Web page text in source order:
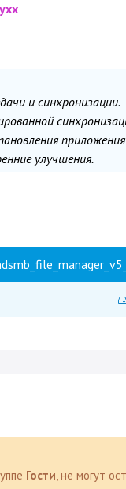
и синхронизации.
приложения
улучшения.
Гости, не могут